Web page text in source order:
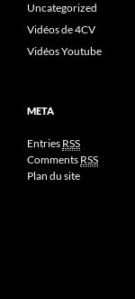
Uncategorized
Vidéos de 4CV
Vidéos Youtube
META
Entries RSS
Comments RSS
Plan du site